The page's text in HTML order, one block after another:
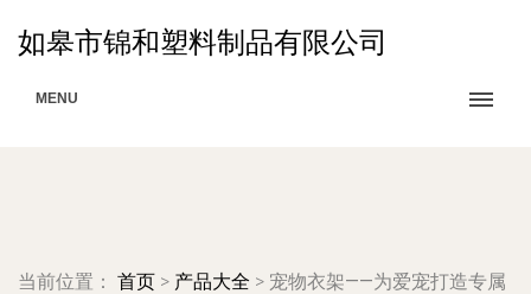
如皋市锦和塑料制品有限公司
MENU
当前位置： 首页 > 产品大全 > 宠物衣架——为爱宠打造专属